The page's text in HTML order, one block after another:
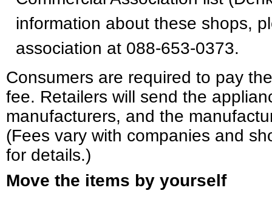
information about these shops,
association at 088-653-0373.
Consumers are required to pay
fee. Retailers will send the
manufacturers, and the
(Fees vary with companies and
for details.)
Move the items by yourself